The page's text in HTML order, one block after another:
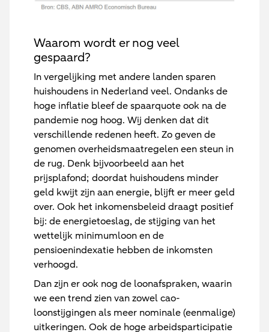
Waarom wordt er nog veel
gespaard?
In vergelijking met andere landen sparen
huishoudens in Nederland veel. Ondanks de
hoge inflatie bleef de spaarquote ook na de
pandemie nog hoog. Wij denken dat dit
verschillende redenen heeft. Zo geven de
genomen overheidsmaatregelen een steun in
de rug. Denk bijvoorbeeld aan het
prijsplafond; doordat huishoudens minder
geld kwijt zijn aan energie, blijft er meer geld
over. Ook het inkomensbeleid draagt positief
bij: de energietoeslag, de stijging van het
wettelijk minimumloon en de
pensioenindexatie hebben de inkomsten
verhoogd.
Dan zijn er ook nog de loonafspraken, waarin
we een trend zien van zowel cao-
loonstijgingen als meer nominale (eenmalige)
uitkeringen. Ook de hoge arbeidsparticipatie